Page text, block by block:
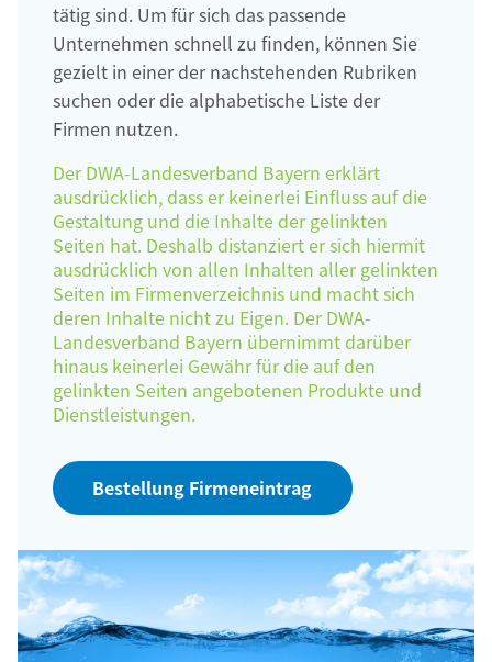
tätig sind. Um für sich das passende
Unternehmen schnell zu finden, können Sie
gezielt in einer der nachstehenden Rubriken
suchen oder die alphabetische Liste der
Firmen nutzen.
Der DWA-Landesverband Bayern erklärt
ausdrücklich, dass er keinerlei Einfluss auf die
Gestaltung und die Inhalte der gelinkten
Seiten hat. Deshalb distanziert er sich hiermit
ausdrücklich von allen Inhalten aller gelinkten
Seiten im Firmenverzeichnis und macht sich
deren Inhalte nicht zu Eigen. Der DWA-
Landesverband Bayern übernimmt darüber
hinaus keinerlei Gewähr für die auf den
gelinkten Seiten angebotenen Produkte und
Dienstleistungen.
Bestellung Firmeneintrag